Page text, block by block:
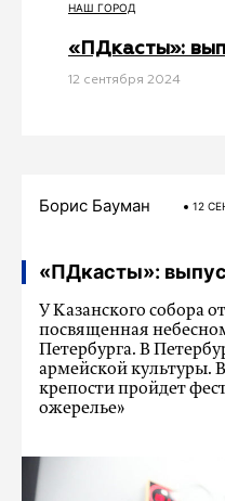
НАШ ГОРОД
«ПДкасты»:
12 сентября 2024
Борис Бауман 12
«ПДкасты»:
У Казанского собора
посвященная
Петербурга. В
армейской культуры.
крепости пройдет
ожерелье»